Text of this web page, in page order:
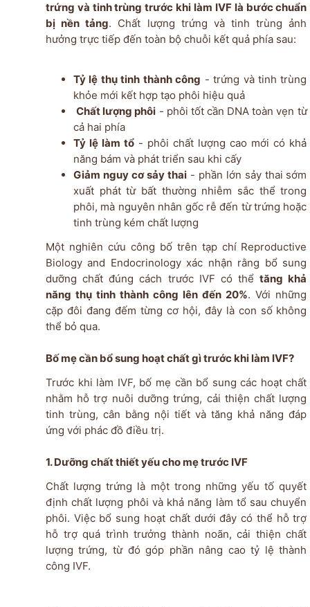
trứng và tinh trùng trước khi làm IVF là bước chuẩn
bị nền tảng. Chất lượng trứng và tinh trùng ảnh
hưởng trực tiếp đến toàn bộ chuỗi kết quả phía sau:
Tỷ lệ thụ tinh thành công - trứng và tinh trùng
khỏe mới kết hợp tạo phôi hiệu quả
Chất lượng phôi - phôi tốt cần DNA toàn vẹn từ
cả hai phía
Tỷ lệ làm tổ - phôi chất lượng cao mới có khả
năng bám và phát triển sau khi cấy
Giảm nguy cơ sảy thai- phần lớn sảy thai sớm
xuất phát từ bất thường nhiễm sắc thể trong
phôi, mà nguyên nhân gốc rễ đến từ trứng hoặc
tinh trùng kém chất lượng
Một nghiên cứu công bố trên tạp chí Reproductive
Biology and Endocrinology xác nhận rằng bổ sung
dưỡng chất đúng cách trước IVF có thểtăng khả
năng thụ tinh thành công lên đến 20%. Với những
cặp đôi đang đếm từng cơ hội, đây là con số không
thể bỏ qua.
Bố mẹ cần bổ sung hoạt chất gì trước khi làm IVF?
Trước khi làm IVF, bố mẹ cần bổ sung các hoạt chất
nhằm hỗ trợ nuôi dưỡng trứng, cải thiện chất lượng
tinh trùng, cân bằng nội tiết và tăng khả năng đáp
ứng với phác đồ điều trị.
1. Dưỡng chất thiết yếu cho mẹ trước IVF
Chất lượng trứng là một trong những yếu tố quyết
định chất lượng phôi và khả năng làm tổ sau chuyển
phôi. Việc bổ sung hoạt chất dưới đây có thể hỗ trợ
hỗ trợ quá trình trưởng thành noãn, cải thiện chất
lượng trứng, từ đó góp phần nâng cao tỷ lệ thành
công IVF.